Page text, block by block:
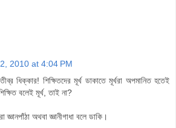
2010 at 4:04 PM
ধিক্কার! শিক্ষিতদের মূর্খ ডাকাতে মূর্খরা অপমানিত হতেই
বলেই মূর্খ, তাই না?
জ্ঞানপাঁঠা অথবা জ্ঞানীগাধা বলে ডাকি।